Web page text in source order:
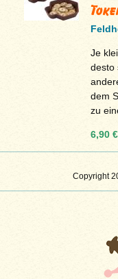
Copyright
Je
desto
dem
zu
6,90 €